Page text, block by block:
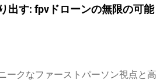
出す: fpvドローンの無限の可能
ークなファーストパーソン視点と高